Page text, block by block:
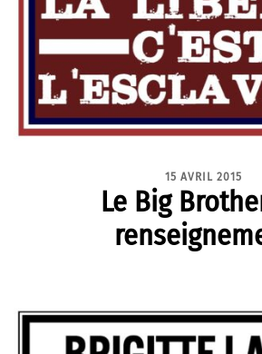
15 AVRIL 2015
Le Big